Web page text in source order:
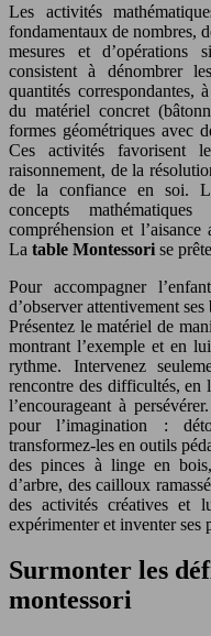
Les activités
fondamentaux de nombres,
mesures et d’opérations
consistent à dénombrer
quantités correspondantes,
du matériel concret
formes géométriques avec
Ces activités favorisent
raisonnement, de la
de la confiance en soi.
concepts
compréhension et l’aisance
La table Montessori se
Pour accompagner
d’observer attentivement ses
Présentez le matériel de
montrant l’exemple et en
rythme. Intervenez
rencontre des difficultés, en
l’encourageant à
pour l’imagination :
transformez-les en outils
des pinces à linge en
d’arbre, des cailloux
des activités créatives et
expérimenter et inventer ses
Surmonter les
montessori